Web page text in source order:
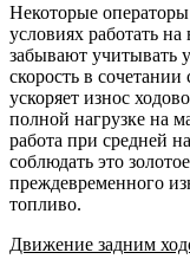
Некоторые
условиях работать
забывают учитывать
скорость в
ускоряет износ
полной нагрузке на
работа при средней
соблюдать это
преждевременного
топливо.
Движение задним